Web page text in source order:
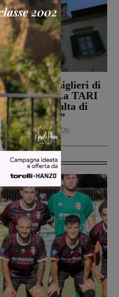
i consiglieri di
“La TARI
resta più alta di
del 2022”
8 Agosto 2026